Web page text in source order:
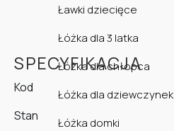
Ławki dziecięce
Łóżka dla 3 latka
Łóżka dla chłopca
Łóżka dla dziewczynek
Łóżka domki
SPECYFIKACJA
Kod
Stan